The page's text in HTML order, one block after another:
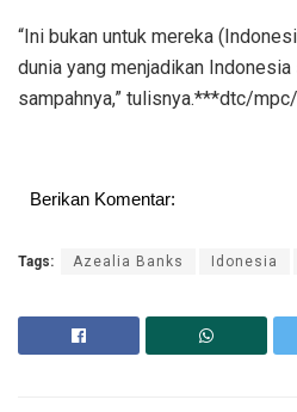
“Ini bukan untuk mereka
dunia yang menjadikan
sampahnya,” tulisnya.***dtc/
Berikan Komentar:
Tags: Azealia Banks Idonesia